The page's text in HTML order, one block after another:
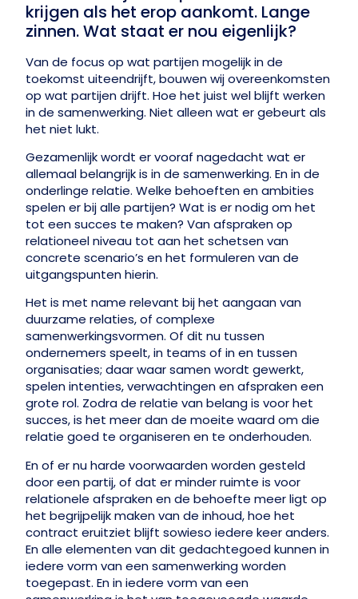
krijgen als het erop aankomt. Lange
zinnen. Wat staat er nou eigenlijk?
Van de focus op wat partijen mogelijk in de
toekomst uiteendrijft, bouwen wij overeenkomsten
op wat partijen drijft. Hoe het juist wel blijft werken
in de samenwerking. Niet alleen wat er gebeurt als
het niet lukt.
Gezamenlijk wordt er vooraf nagedacht wat er
allemaal belangrijk is in de samenwerking. En in de
onderlinge relatie. Welke behoeften en ambities
spelen er bij alle partijen? Wat is er nodig om het
tot een succes te maken? Van afspraken op
relationeel niveau tot aan het schetsen van
concrete scenario’s en het formuleren van de
uitgangspunten hierin.
Het is met name relevant bij het aangaan van
duurzame relaties, of complexe
samenwerkingsvormen. Of dit nu tussen
ondernemers speelt, in teams of in en tussen
organisaties; daar waar samen wordt gewerkt,
spelen intenties, verwachtingen en afspraken een
grote rol. Zodra de relatie van belang is voor het
succes, is het meer dan de moeite waard om die
relatie goed te organiseren en te onderhouden.
En of er nu harde voorwaarden worden gesteld
door een partij, of dat er minder ruimte is voor
relationele afspraken en de behoefte meer ligt op
het begrijpelijk maken van de inhoud, hoe het
contract eruitziet blijft sowieso iedere keer anders.
En alle elementen van dit gedachtegoed kunnen in
iedere vorm van een samenwerking worden
toegepast. En in iedere vorm van een